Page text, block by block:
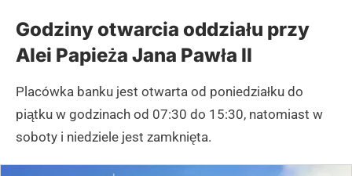
Godziny otwarcia oddziału przy
Alei Papieża Jana Pawła II
Placówka banku jest otwarta od poniedziałku do
piątku w godzinach od 07:30 do 15:30, natomiast w
soboty i niedziele jest zamknięta.